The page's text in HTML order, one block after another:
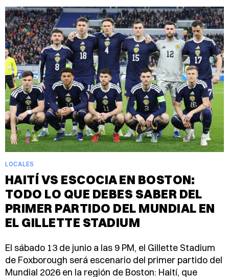
LOCALES
HAITÍ VS ESCOCIA EN BOSTON:
TODO LO QUE DEBES SABER DEL
PRIMER PARTIDO DEL MUNDIAL EN
EL GILLETTE STADIUM
El sábado 13 de junio a las 9 PM, el Gillette Stadium
de Foxborough será escenario del primer partido del
Mundial 2026 en la región de Boston: Haití, que